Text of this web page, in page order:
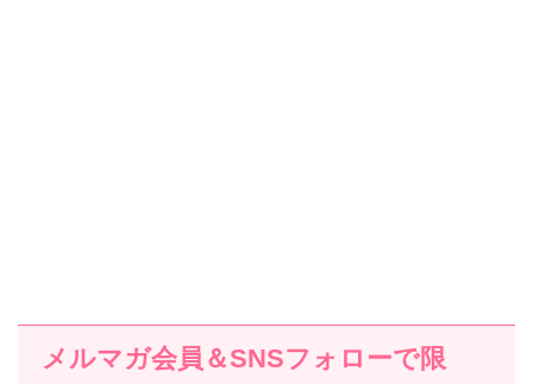
メルマガ会員＆SNSフォローで限